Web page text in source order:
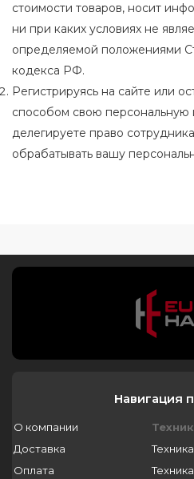
стоимости товаров, носит
ни при каких условиях не
определяемой положениями
кодекса РФ.
Регистрируясь на сайте или
способом свою
делегируете право
обрабатывать вашу
Навигация
О компании
Доставка
Оплата